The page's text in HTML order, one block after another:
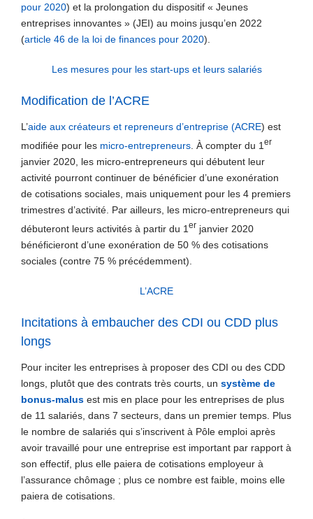
pour 2020) et la prolongation du dispositif « Jeunes
entreprises innovantes » (JEI) au moins jusqu’en 2022
(article 46 de la loi de finances pour 2020).
Les mesures pour les start-ups et leurs salariés
Modification de l’ACRE
L’aide aux créateurs et repreneurs d’entreprise (ACRE) est
modifiée pour les micro-entrepreneurs . À compter du 1 er
janvier 2020, les micro-entrepreneurs qui débutent leur
activité pourront continuer de bénéficier d’une exonération
de cotisations sociales, mais uniquement pour les 4 premiers
trimestres d’activité. Par ailleurs, les micro-entrepreneurs qui
débuteront leurs activités à partir du 1 er janvier 2020
bénéficieront d’une exonération de 50 % des cotisations
sociales (contre 75 % précédemment).
L’ACRE
Incitations à embaucher des CDI ou CDD plus
longs
Pour inciter les entreprises à proposer des CDI ou des CDD
longs, plutôt que des contrats très courts, un système de
bonus-malus est mis en place pour les entreprises de plus
de 11 salariés, dans 7 secteurs, dans un premier temps. Plus
le nombre de salariés qui s’inscrivent à Pôle emploi après
avoir travaillé pour une entreprise est important par rapport à
son effectif, plus elle paiera de cotisations employeur à
l’assurance chômage ; plus ce nombre est faible, moins elle
paiera de cotisations.